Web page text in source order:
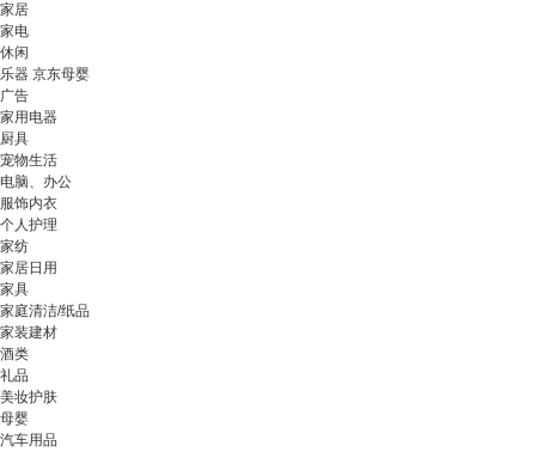
家居
家电
休闲
乐器 京东母婴
广告
家用电器
厨具
宠物生活
电脑、办公
服饰内衣
个人护理
家纺
家居日用
家具
家庭清洁/纸品
家装建材
酒类
礼品
美妆护肤
母婴
汽车用品